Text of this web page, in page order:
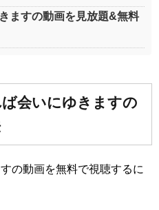
ますの動画を見放題&無料
会いにゆきますの
の動画を無料で視聴するに